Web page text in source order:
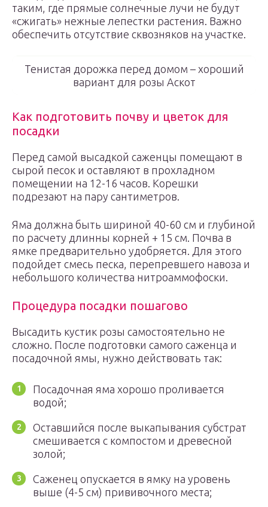
таким, где прямые солнечные лучи не будут
«сжигать» нежные лепестки растения. Важно
обеспечить отсутствие сквозняков на участке.
Тенистая дорожка перед домом – хороший
вариант для розы Аскот
Как подготовить почву и цветок для
посадки
Перед самой высадкой саженцы помещают в
сырой песок и оставляют в прохладном
помещении на 12-16 часов. Корешки
подрезают на пару сантиметров.
Яма должна быть шириной 40-60 см и глубиной
по расчету длинны корней + 15 см. Почва в
ямке предварительно удобряется. Для этого
подойдет смесь песка, перепревшего навоза и
небольшого количества нитроаммофоски.
Процедура посадки пошагово
Высадить кустик розы самостоятельно не
сложно. После подготовки самого саженца и
посадочной ямы, нужно действовать так:
Посадочная яма хорошо проливается
водой;
Оставшийся после выкапывания субстрат
смешивается с компостом и древесной
золой;
Саженец опускается в ямку на уровень
выше (4-5 см) прививочного места;